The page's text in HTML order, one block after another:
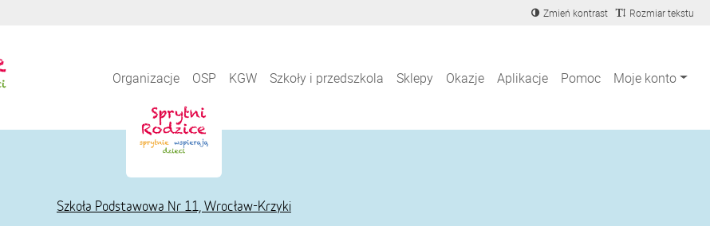
Zmień kontrast Rozmiar tekstu
Organizacje OSP KGW Szkoły i przedszkola Sklepy Okazje Aplikacje Pomoc Moje konto
Szkoła Podstawowa Nr 11, Wrocław-Krzyki